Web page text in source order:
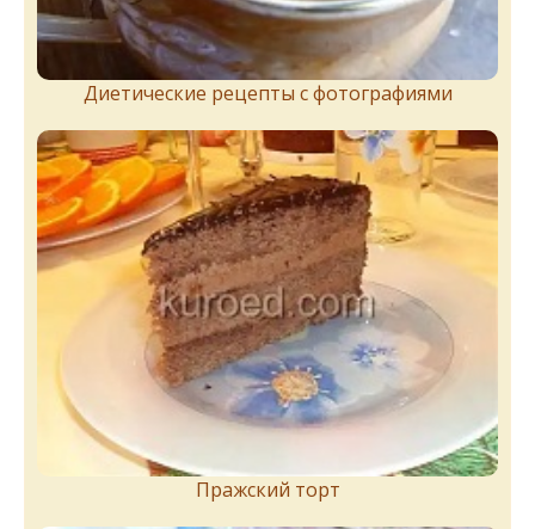
Диетические рецепты с фотографиями
Пражский торт